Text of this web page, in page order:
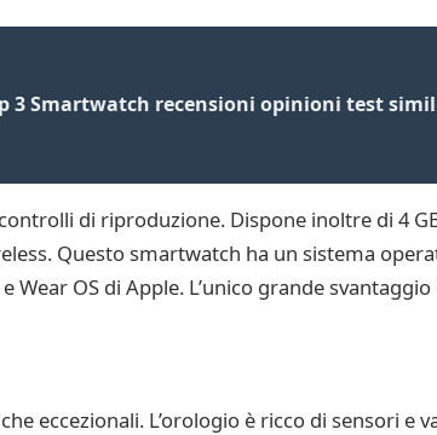
3 Smartwatch recensioni opinioni test
di riproduzione. Dispone inoltre di 4
Questo smartwatch ha un sistema
OS di Apple. L’unico grande svantaggio
eccezionali. L’orologio è ricco di sensori e